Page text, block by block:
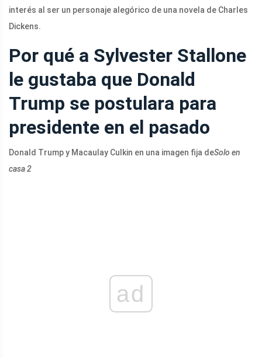
interés al ser un personaje alegórico de una novela de Charles
Dickens.
Por qué a Sylvester Stallone
le gustaba que Donald
Trump se postulara para
presidente en el pasado
Donald Trump y Macaulay Culkin en una imagen fija deSolo en
casa 2
ad